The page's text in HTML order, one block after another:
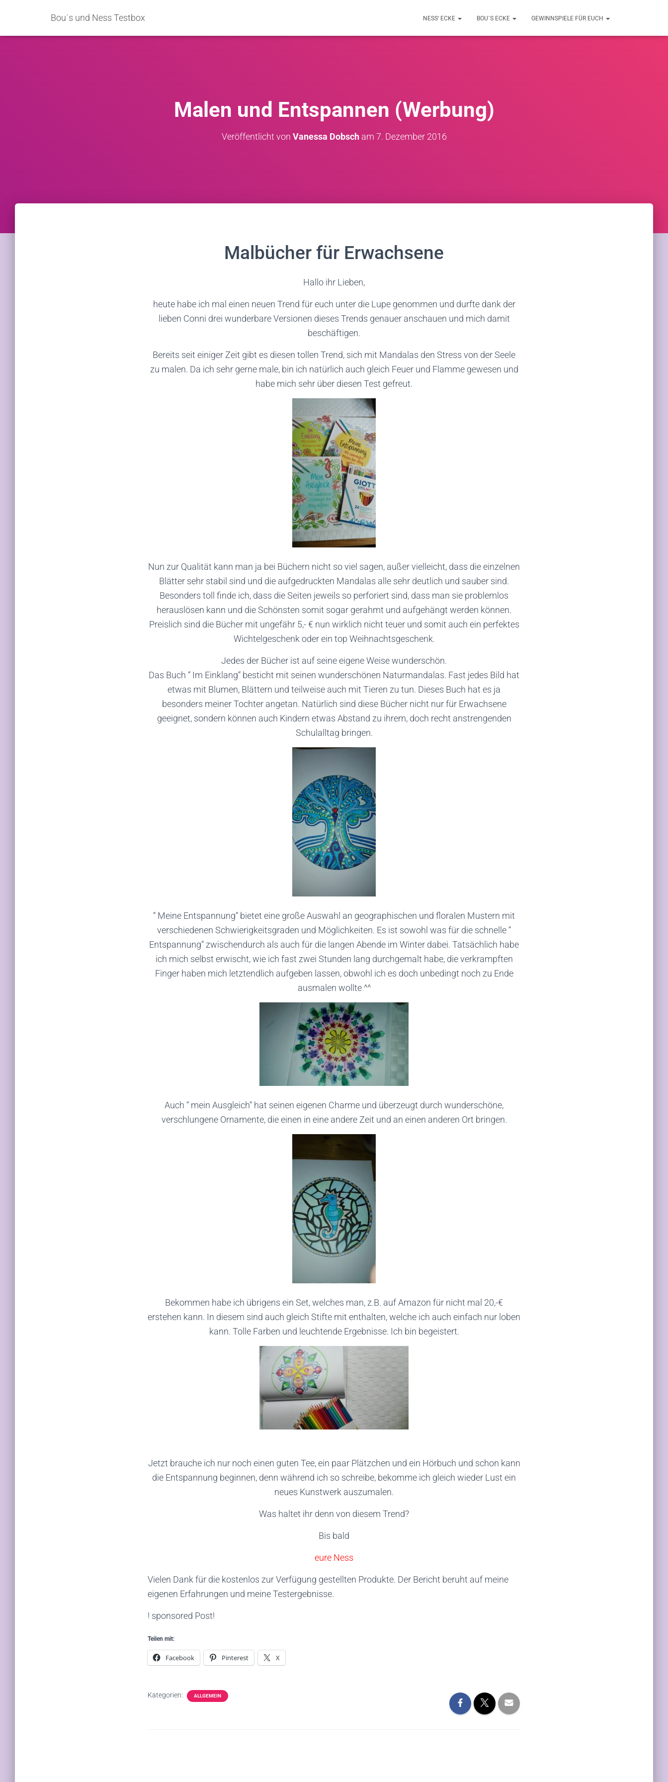
Bou´s und Ness Testbox NESS‘ ECKE BOU´S ECKE GEWINNSPIELE FÜR EUCH
Malen und Entspannen (Werbung)
Veröffentlicht von Vanessa Dobscham 7. Dezember 2016
Malbücher für Erwachsene
Hallo ihr Lieben,
heute habe ich mal einen neuen Trend für euch unter die Lupe genommen und durfte dank der
lieben Conni drei wunderbare Versionen dieses Trends genauer anschauen und mich damit
beschäftigen.
Bereits seit einiger Zeit gibt es diesen tollen Trend, sich mit Mandalas den Stress von der Seele
zu malen. Da ich sehr gerne male, bin ich natürlich auch gleich Feuer und Flamme gewesen und
habe mich sehr über diesen Test gefreut.
Nun zur Qualität kann man ja bei Büchern nicht so viel sagen, außer vielleicht, dass die einzelnen
Blätter sehr stabil sind und die aufgedruckten Mandalas alle sehr deutlich und sauber sind.
Besonders toll finde ich, dass die Seiten jeweils so perforiert sind, dass man sie problemlos
herauslösen kann und die Schönsten somit sogar gerahmt und aufgehängt werden können.
Preislich sind die Bücher mit ungefähr 5,- € nun wirklich nicht teuer und somit auch ein perfektes
Wichtelgeschenk oder ein top Weihnachtsgeschenk.
Jedes der Bücher ist auf seine eigene Weise wunderschön.
Das Buch “ Im Einklang“ besticht mit seinen wunderschönen Naturmandalas. Fast jedes Bild hat
etwas mit Blumen, Blättern und teilweise auch mit Tieren zu tun. Dieses Buch hat es ja
besonders meiner Tochter angetan. Natürlich sind diese Bücher nicht nur für Erwachsene
geeignet, sondern können auch Kindern etwas Abstand zu ihrem, doch recht anstrengenden
Schulalltag bringen.
“ Meine Entspannung“ bietet eine große Auswahl an geographischen und floralen Mustern mit
verschiedenen Schwierigkeitsgraden und Möglichkeiten. Es ist sowohl was für die schnelle “
Entspannung“ zwischendurch als auch für die langen Abende im Winter dabei. Tatsächlich habe
ich mich selbst erwischt, wie ich fast zwei Stunden lang durchgemalt habe, die verkrampften
Finger haben mich letztendlich aufgeben lassen, obwohl ich es doch unbedingt noch zu Ende
ausmalen wollte ^^
Auch “ mein Ausgleich“ hat seinen eigenen Charme und überzeugt durch wunderschöne,
verschlungene Ornamente, die einen in eine andere Zeit und an einen anderen Ort bringen.
Bekommen habe ich übrigens ein Set, welches man, z.B. auf Amazon für nicht mal 20,-€
erstehen kann. In diesem sind auch gleich Stifte mit enthalten, welche ich auch einfach nur loben
kann. Tolle Farben und leuchtende Ergebnisse. Ich bin begeistert.
Jetzt brauche ich nur noch einen guten Tee, ein paar Plätzchen und ein Hörbuch und schon kann
die Entspannung beginnen, denn während ich so schreibe, bekomme ich gleich wieder Lust ein
neues Kunstwerk auszumalen.
Was haltet ihr denn von diesem Trend?
Bis bald
eure Ness
Vielen Dank für die kostenlos zur Verfügung gestellten Produkte. Der Bericht beruht auf meine
eigenen Erfahrungen und meine Testergebnisse.
! sponsored Post!
Teilen mit:
Facebook Pinterest X
Kategorien: ALLGEMEIN